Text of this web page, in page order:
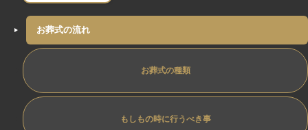
お葬式の流れ
お葬式の種類
もしもの時に行うべき事